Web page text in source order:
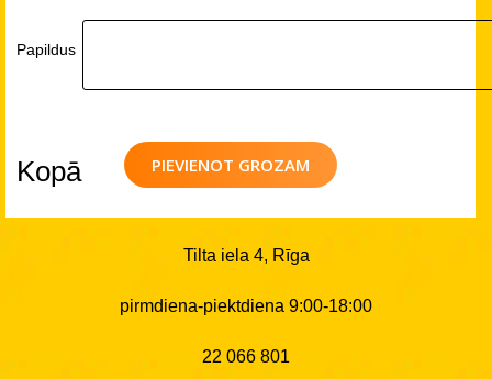
Papildus
PIEVIENOT GROZAM
Kopā
Tilta iela 4, Rīga
pirmdiena-piektdiena 9:00-18:00
22 066 801